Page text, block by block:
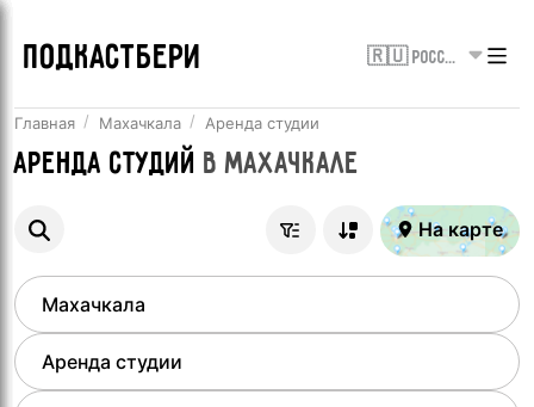
ПОДКАСТБЕРИ 🇷🇺 Россия
Главная Махачкала Аренда студии
Аренда студий вМахачкале
На карте